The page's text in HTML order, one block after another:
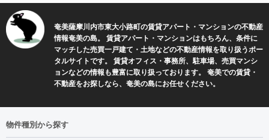
奄美薩摩川内市東大小路町の賃貸アパート・マンションの不動産
情報奄美の島。 賃貸アパート・マンションはもちろん、条件に
マッチした売買一戸建て・土地などの不動産情報を取り扱うポー
タルサイトです。 賃貸オフィス・事務所、駐車場、売買マンシ
ョンなどの情報も豊富に取り扱っております。 奄美での賃貸・
不動産をお探しなら、奄美の島にお任せください。
物件種別から探す